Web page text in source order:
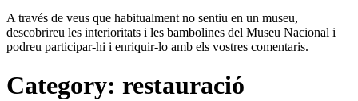
A través de veus que habitualment no sentiu en un museu,
descobrireu les interioritats i les bambolines del Museu Nacional i
podreu participar-hi i enriquir-lo amb els vostres comentaris.
Category: restauració